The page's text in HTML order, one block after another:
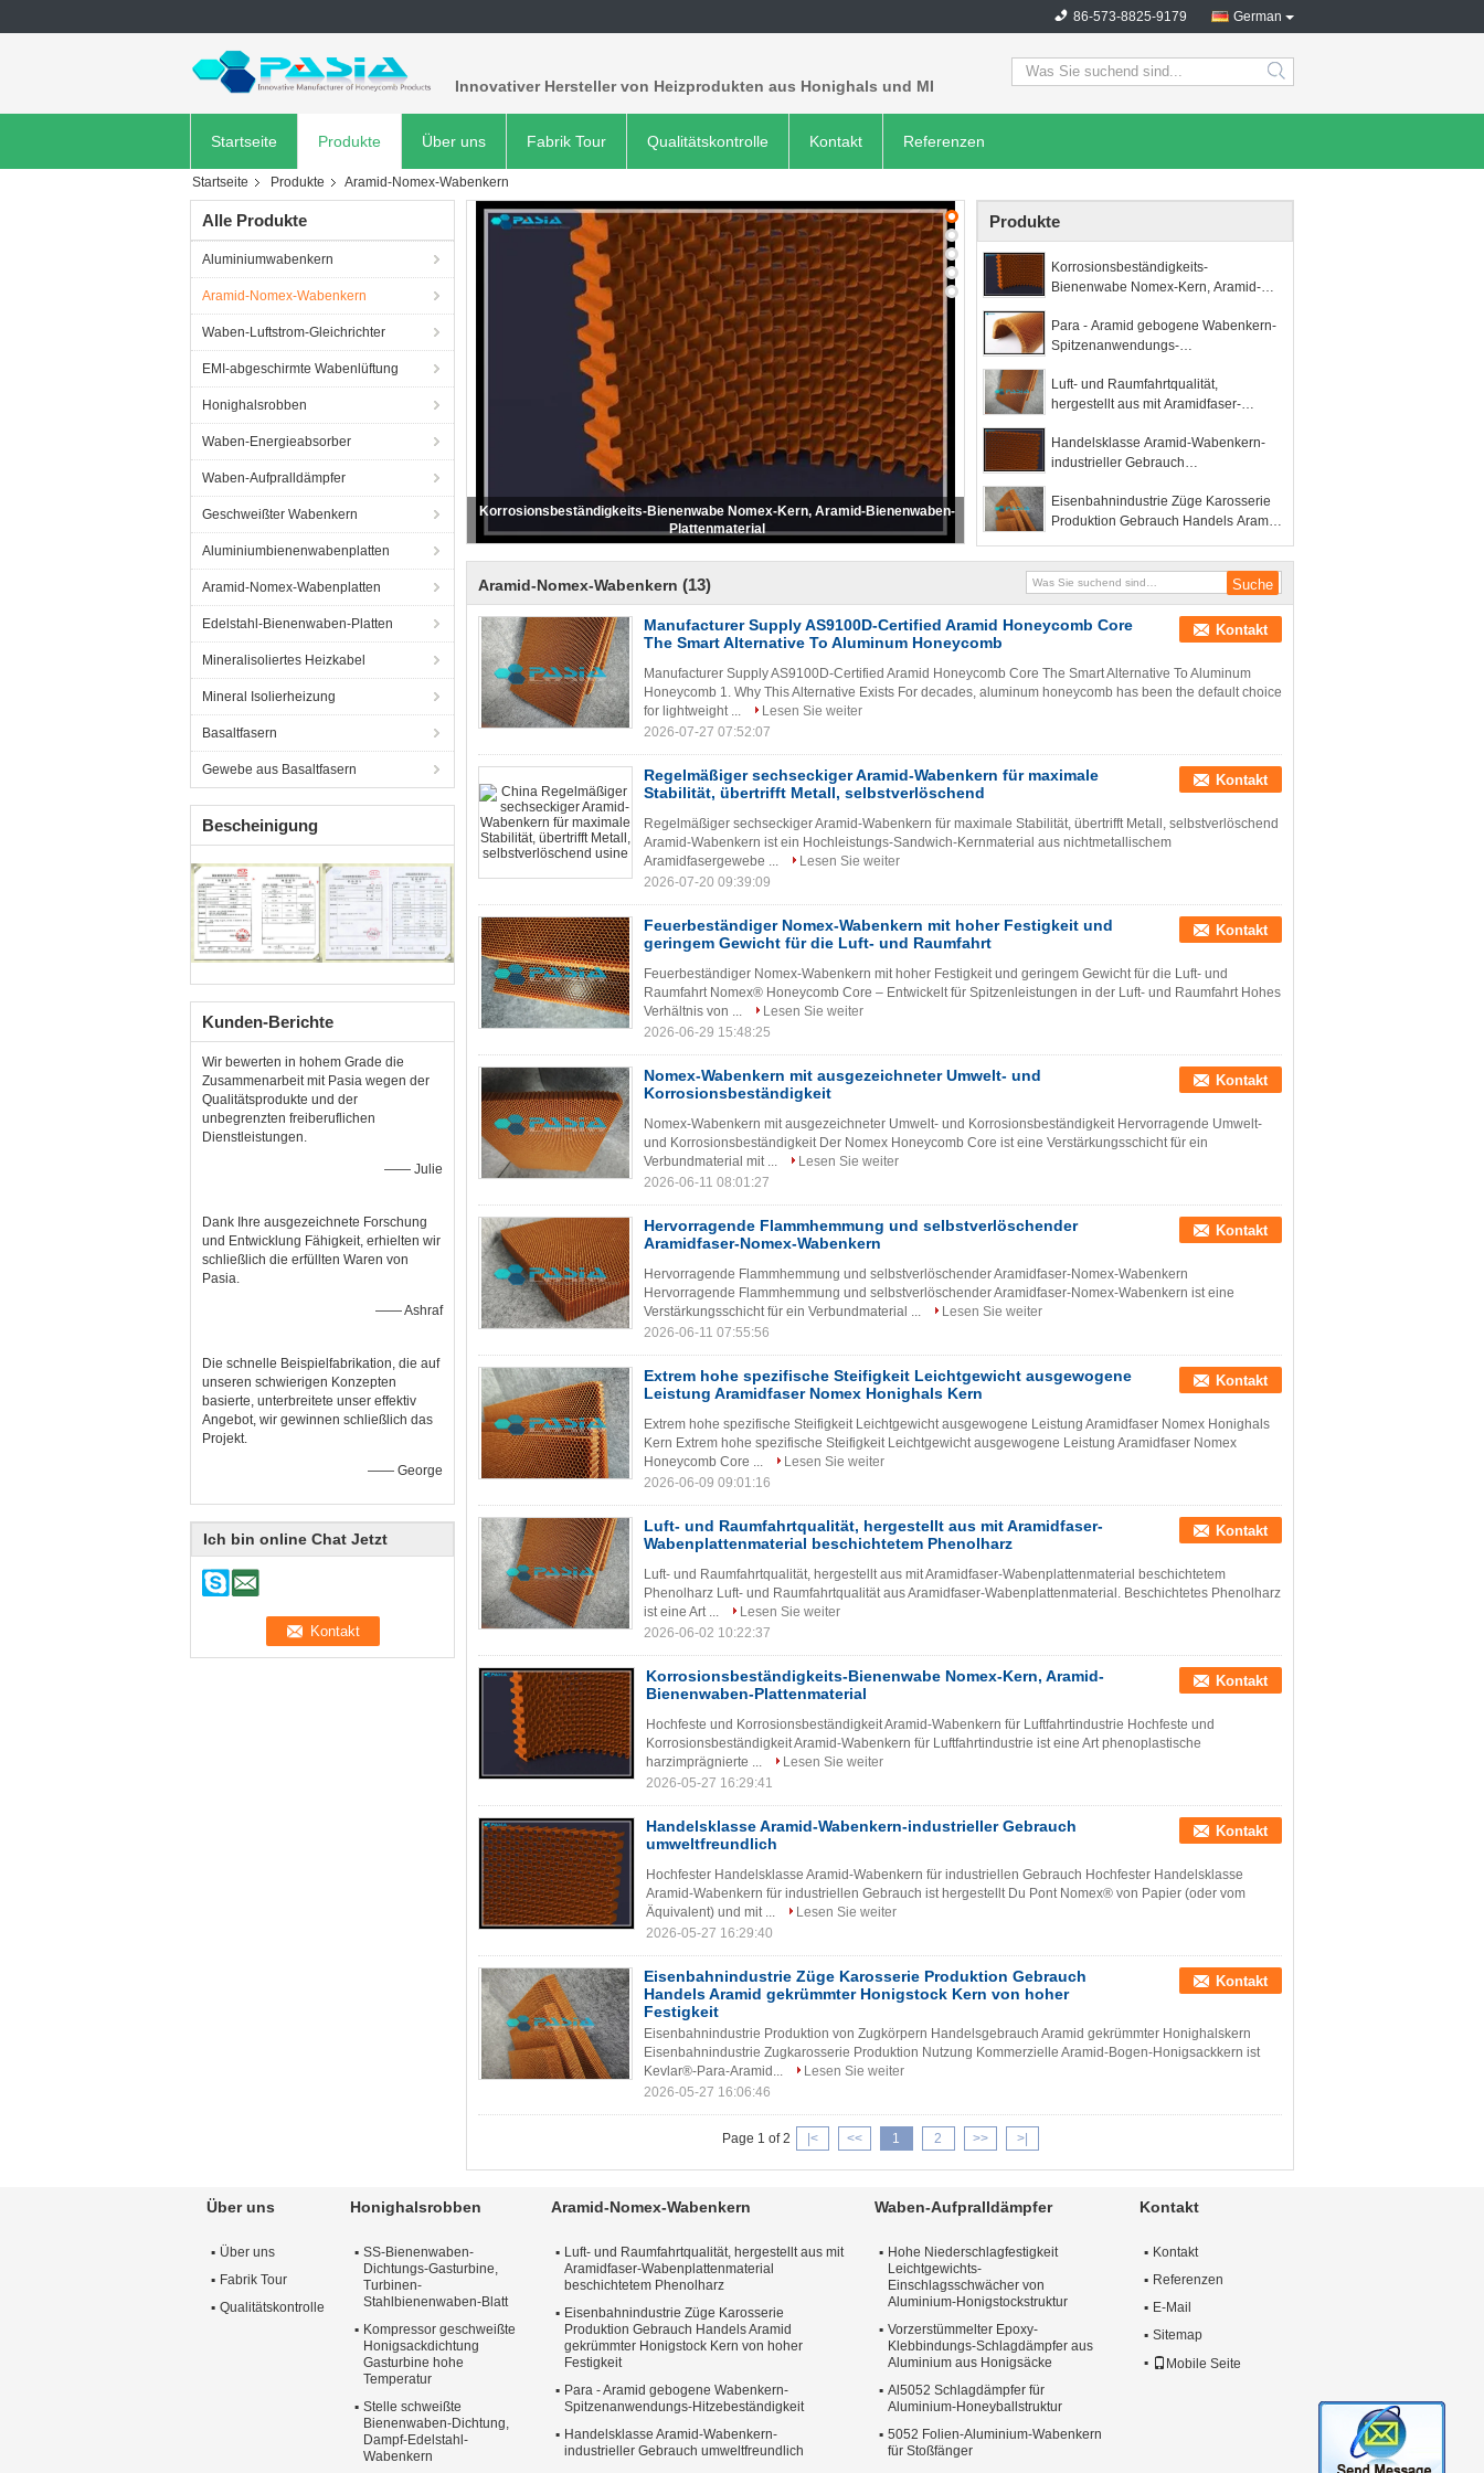
German
86-573-8825-9179
Innovativer Hersteller von Heizprodukten aus Honighals und MI search
Startseite Produkte Über uns Fabrik Tour Qualitätskontrolle Kontakt Referenzen
Startseite Produkte Aramid-Nomex-Wabenkern
Alle Produkte
Aluminiumwabenkern
Aramid-Nomex-Wabenkern
Waben-Luftstrom-Gleichrichter
EMI-abgeschirmte Wabenlüftung
Honighalsrobben
Waben-Energieabsorber
Waben-Aufpralldämpfer
Geschweißter Wabenkern
Aluminiumbienenwabenplatten
Aramid-Nomex-Wabenplatten
Edelstahl-Bienenwaben-Platten
Mineralisoliertes Heizkabel
Mineral Isolierheizung
Basaltfasern
Gewebe aus Basaltfasern
Bescheinigung
Kunden-Berichte
Wir bewerten in hohem Grade die
Zusammenarbeit mit Pasia wegen der
Qualitätsprodukte und der
unbegrenzten freiberuflichen
Dienstleistungen.
—— Julie
Dank Ihre ausgezeichnete Forschung
und Entwicklung Fähigkeit, erhielten wir
schließlich die erfüllten Waren von
Pasia.
—— Ashraf
Die schnelle Beispielfabrikation, die auf
unseren schwierigen Konzepten
basierte, unterbreitete unser effektiv
Angebot, wir gewinnen schließlich das
Projekt.
—— George
Ich bin online Chat Jetzt
Para - Aramid gebogene Wabenkern-Spitzenanwendungs-Hitzebeständigkeit
Produkte
Korrosionsbeständigkeits-
Bienenwabe Nomex-Kern, Aramid-
Para - Aramid gebogene Wabenkern-
Spitzenanwendungs-
Luft- und Raumfahrtqualität,
hergestellt aus mit Aramidfaser-
Phenolharz
Handelsklasse Aramid-Wabenkern-
industrieller Gebrauch
Eisenbahnindustrie Züge Karosserie
Produktion Gebrauch Handels Aramid
hoher Festigkeit
Aramid-Nomex-Wabenkern (13)
Manufacturer Supply AS9100D-Certified Aramid Honeycomb Core
The Smart Alternative To Aluminum Honeycomb
Kontakt
Manufacturer Supply AS9100D-Certified Aramid Honeycomb Core The Smart Alternative To Aluminum
Honeycomb 1. Why This Alternative Exists For decades, aluminum honeycomb has been the default choice
for lightweight ...
Lesen Sie weiter
2026-07-27 07:52:07
Regelmäßiger sechseckiger Aramid-Wabenkern für maximale
Stabilität, übertrifft Metall, selbstverlöschend
Kontakt
Regelmäßiger sechseckiger Aramid-Wabenkern für maximale Stabilität, übertrifft Metall, selbstverlöschend
Aramid-Wabenkern ist ein Hochleistungs-Sandwich-Kernmaterial aus nichtmetallischem
Aramidfasergewebe ...
Lesen Sie weiter
2026-07-20 09:39:09
Feuerbeständiger Nomex-Wabenkern mit hoher Festigkeit und
geringem Gewicht für die Luft- und Raumfahrt
Kontakt
Feuerbeständiger Nomex-Wabenkern mit hoher Festigkeit und geringem Gewicht für die Luft- und
Raumfahrt Nomex® Honeycomb Core – Entwickelt für Spitzenleistungen in der Luft- und Raumfahrt Hohes
Verhältnis von ...
Lesen Sie weiter
2026-06-29 15:48:25
Nomex-Wabenkern mit ausgezeichneter Umwelt- und
Korrosionsbeständigkeit
Kontakt
Nomex-Wabenkern mit ausgezeichneter Umwelt- und Korrosionsbeständigkeit Hervorragende Umwelt-
und Korrosionsbeständigkeit Der Nomex Honeycomb Core ist eine Verstärkungsschicht für ein
Verbundmaterial mit ...
Lesen Sie weiter
2026-06-11 08:01:27
Hervorragende Flammhemmung und selbstverlöschender
Aramidfaser-Nomex-Wabenkern
Kontakt
Hervorragende Flammhemmung und selbstverlöschender Aramidfaser-Nomex-Wabenkern
Hervorragende Flammhemmung und selbstverlöschender Aramidfaser-Nomex-Wabenkern ist eine
Verstärkungsschicht für ein Verbundmaterial ...
Lesen Sie weiter
2026-06-11 07:55:56
Extrem hohe spezifische Steifigkeit Leichtgewicht ausgewogene
Leistung Aramidfaser Nomex Honighals Kern
Kontakt
Extrem hohe spezifische Steifigkeit Leichtgewicht ausgewogene Leistung Aramidfaser Nomex Honighals
Kern Extrem hohe spezifische Steifigkeit Leichtgewicht ausgewogene Leistung Aramidfaser Nomex
Honeycomb Core ...
Lesen Sie weiter
2026-06-09 09:01:16
Luft- und Raumfahrtqualität, hergestellt aus mit Aramidfaser-
Wabenplattenmaterial beschichtetem Phenolharz
Kontakt
Luft- und Raumfahrtqualität, hergestellt aus mit Aramidfaser-Wabenplattenmaterial beschichtetem
Phenolharz Luft- und Raumfahrtqualität aus Aramidfaser-Wabenplattenmaterial. Beschichtetes Phenolharz
ist eine Art ...
Lesen Sie weiter
2026-06-02 10:22:37
Korrosionsbeständigkeits-Bienenwabe Nomex-Kern, Aramid-
Bienenwaben-Plattenmaterial
Kontakt
Hochfeste und Korrosionsbeständigkeit Aramid-Wabenkern für Luftfahrtindustrie Hochfeste und
Korrosionsbeständigkeit Aramid-Wabenkern für Luftfahrtindustrie ist eine Art phenoplastische
harzimprägnierte ...
Lesen Sie weiter
2026-05-27 16:29:41
Handelsklasse Aramid-Wabenkern-industrieller Gebrauch
umweltfreundlich
Kontakt
Hochfester Handelsklasse Aramid-Wabenkern für industriellen Gebrauch Hochfester Handelsklasse
Aramid-Wabenkern für industriellen Gebrauch ist hergestellt Du Pont Nomex® von Papier (oder vom
Äquivalent) und mit ...
Lesen Sie weiter
2026-05-27 16:29:40
Eisenbahnindustrie Züge Karosserie Produktion Gebrauch
Handels Aramid gekrümmter Honigstock Kern von hoher
Festigkeit
Kontakt
Eisenbahnindustrie Produktion von Zugkörpern Handelsgebrauch Aramid gekrümmter Honighalskern
Eisenbahnindustrie Zugkarosserie Produktion Nutzung Kommerzielle Aramid-Bogen-Honigsackkern ist
Kevlar®-Para-Aramid...
Lesen Sie weiter
2026-05-27 16:06:46
Page 1 of 2 |< << 1 2 >> >|
Über uns
Über uns
Fabrik Tour
Qualitätskontrolle
Honighalsrobben
SS-Bienenwaben-
Dichtungs-Gasturbine,
Turbinen-
Stahlbienenwaben-Blatt
Kompressor geschweißte
Honigsackdichtung
Gasturbine hohe
Temperatur
Stelle schweißte
Bienenwaben-Dichtung,
Dampf-Edelstahl-
Wabenkern
Aramid-Nomex-Wabenkern
Luft- und Raumfahrtqualität, hergestellt aus mit
Aramidfaser-Wabenplattenmaterial
beschichtetem Phenolharz
Eisenbahnindustrie Züge Karosserie
Produktion Gebrauch Handels Aramid
gekrümmter Honigstock Kern von hoher
Festigkeit
Para - Aramid gebogene Wabenkern-
Spitzenanwendungs-Hitzebeständigkeit
Handelsklasse Aramid-Wabenkern-
industrieller Gebrauch umweltfreundlich
Waben-Aufpralldämpfer
Hohe Niederschlagfestigkeit
Leichtgewichts-
Einschlagsschwächer von
Aluminium-Honigstockstruktur
Vorzerstümmelter Epoxy-
Klebbindungs-Schlagdämpfer aus
Aluminium aus Honigsäcke
Al5052 Schlagdämpfer für
Aluminium-Honeyballstruktur
5052 Folien-Aluminium-Wabenkern
für Stoßfänger
Kontakt
Kontakt
Referenzen
E-Mail
Sitemap
Mobile Seite